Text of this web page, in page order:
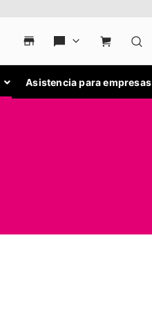
Asistencia para empresas